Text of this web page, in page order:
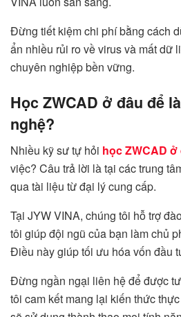
Đừng tiết kiệm chi phí bằng cách
ẩn nhiều rủi ro về virus và mất dữ
chuyên nghiệp bền vững.
Học ZWCAD ở đâu để
nghệ?
Nhiều kỹ sư tự hỏi học ZWCAD ở
việc? Câu trả lời là tại các trung
qua tài liệu từ đại lý cung cấp.
Tại JYW VINA, chúng tôi hỗ trợ
tôi giúp đội ngũ của bạn làm chủ
Điều này giúp tối ưu hóa vốn đầu
Đừng ngần ngại liên hệ để được
tôi cam kết mang lại kiến thức